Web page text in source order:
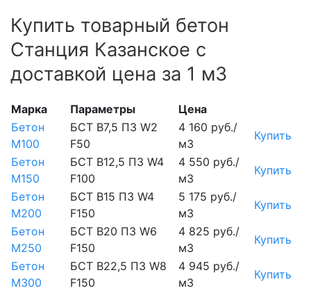
Купить товарный бетон
Станция Казанское с
доставкой цена за 1 м3
Марка Параметры
Цена
Бетон
М100
БСТ В7,5 П3 W2
F50
4 160 руб./
м3
Купить
Бетон
М150
БСТ В12,5 П3 W4
F100
4 550 руб./
м3
Купить
Бетон
М200
БСТ В15 П3 W4
F150
5 175 руб./
м3
Купить
Бетон
М250
БСТ В20 П3 W6
F150
4 825 руб./
м3
Купить
Бетон
М300
БСТ В22,5 П3 W8
F150
4 945 руб./
м3
Купить